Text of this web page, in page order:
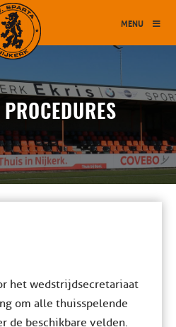
MENU
PROCEDURES
het wedstrijdsecretariaat
om alle thuisspelende
de beschikbare velden.